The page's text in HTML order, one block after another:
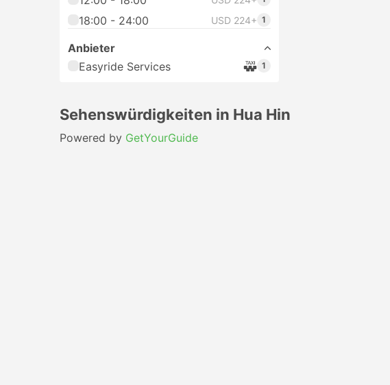
18:00 - 24:00 USD 224+ 1
Anbieter
Easyride Services
1
Sehenswürdigkeiten in Hua Hin
Powered by GetYourGuide